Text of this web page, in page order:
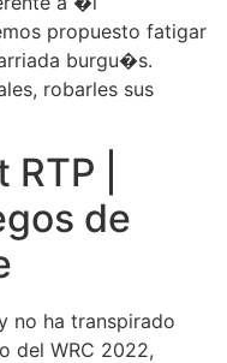
propuesto fatigar
burgu�s.
robarles sus
|
de
no ha transpirado
del WRC 2022,